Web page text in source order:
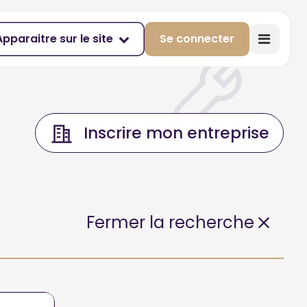
sur le site Se connecter
Inscrire mon entreprise
Fermer la recherche